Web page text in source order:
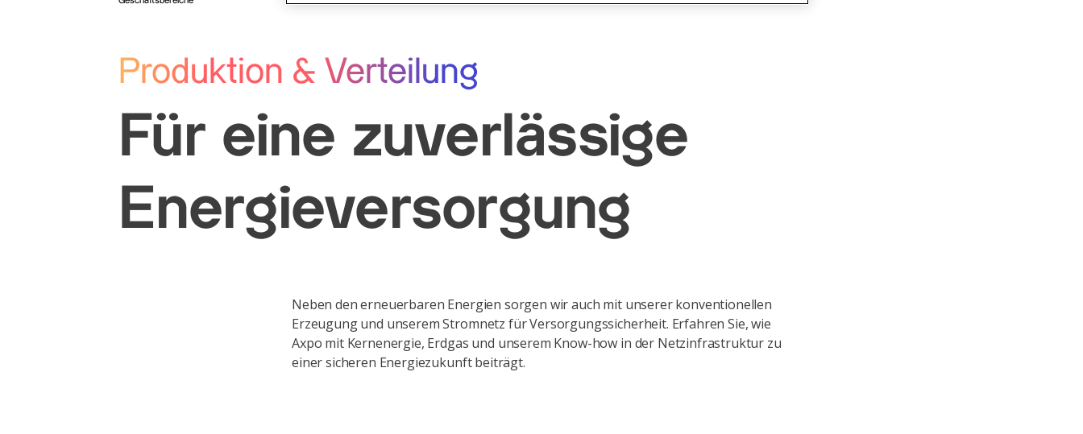
Produktion & Verteilung
Für eine zuverlässige
Energieversorgung
Neben den erneuerbaren Energien sorgen wir auch mit unserer konventionellen
Erzeugung und unserem Stromnetz für Versorgungssicherheit. Erfahren Sie, wie
Axpo mit Kernenergie, Erdgas und unserem Know-how in der Netzinfrastruktur zu
einer sicheren Energiezukunft beiträgt.